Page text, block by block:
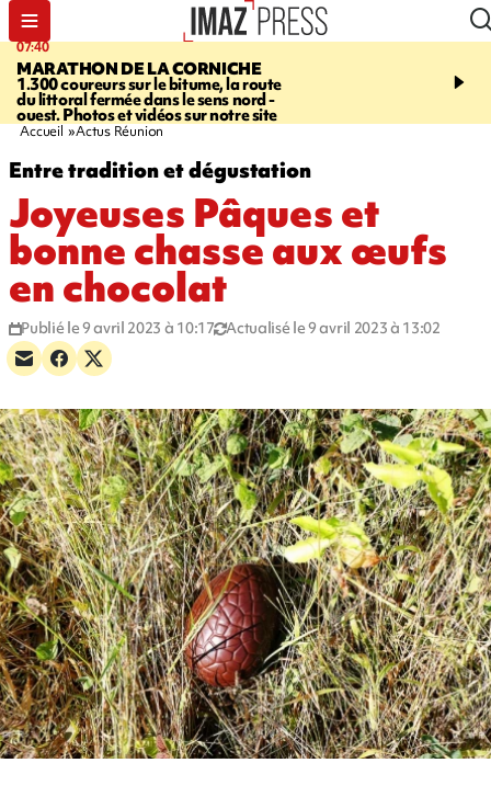
07:40
MARATHON DE LA CORNICHE
1.300 coureurs sur le bitume, la route
du littoral fermée dans le sens nord -
ouest. Photos et vidéos sur notre site
10:33
l’enfance - une
Accueil Actus Réunion
Entre tradition et dégustation
Joyeuses Pâques et
bonne chasse aux œufs
en chocolat
Publié le 9 avril 2023 à 10:17 Actualisé le 9 avril 2023 à 13:02